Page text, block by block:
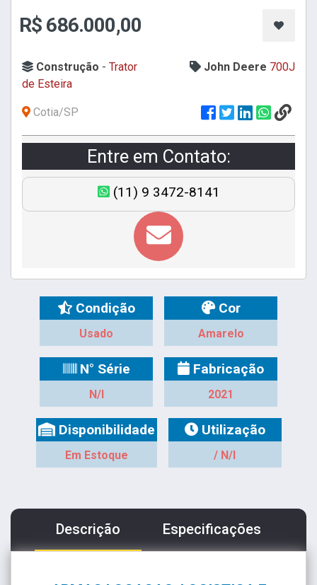
R$ 686.000,00
Construção - Trator
de Esteira
John Deere 700J
Cotia/SP
Entre em Contato:
(11) 9 3472-8141
Condição
Usado
Cor
Amarelo
N° Série
N/I
Fabricação
2021
Disponibilidade
Em Estoque
Utilização
/ N/I
Descrição Especificações